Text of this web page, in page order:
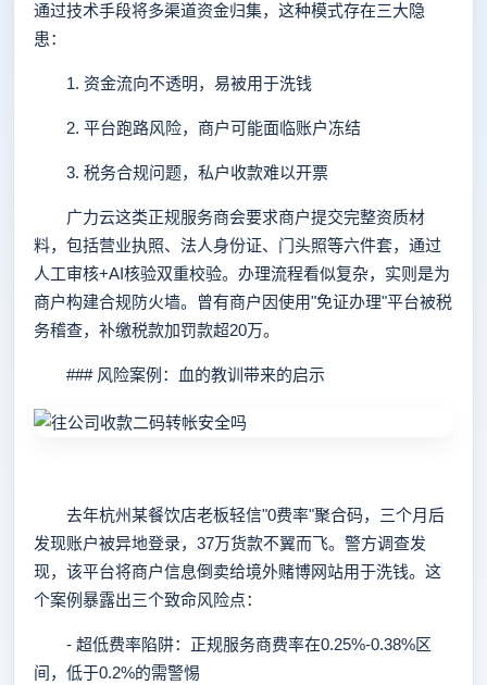
通过技术手段将多渠道资金归集，这种模式存在三大隐
患：
1. 资金流向不透明，易被用于洗钱
2. 平台跑路风险，商户可能面临账户冻结
3. 税务合规问题，私户收款难以开票
广力云这类正规服务商会要求商户提交完整资质材
料，包括营业执照、法人身份证、门头照等六件套，通过
人工审核+AI核验双重校验。办理流程看似复杂，实则是为
商户构建合规防火墙。曾有商户因使用"免证办理"平台被税
务稽查，补缴税款加罚款超20万。
### 风险案例：血的教训带来的启示
去年杭州某餐饮店老板轻信"0费率"聚合码，三个月后
发现账户被异地登录，37万货款不翼而飞。警方调查发
现，该平台将商户信息倒卖给境外赌博网站用于洗钱。这
个案例暴露出三个致命风险点：
- 超低费率陷阱：正规服务商费率在0.25%-0.38%区
间，低于0.2%的需警惕